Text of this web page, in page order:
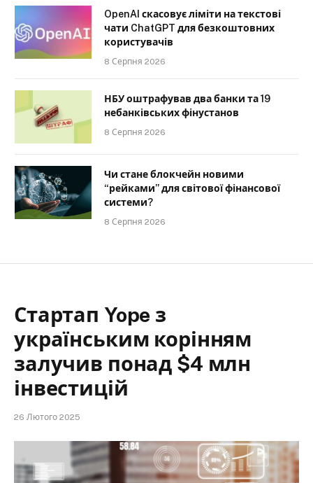
OpenAI скасовує ліміти на текстові
чати ChatGPT для безкоштовних
користувачів
8 Серпня 2026
НБУ оштрафував два банки та 19
небанківських фінустанов
8 Серпня 2026
Чи стане блокчейн новими
“рейками” для світової фінансової
системи?
8 Серпня 2026
Стартап Yope з
українським корінням
залучив понад $4 млн
інвестицій
26 Лютого 2025